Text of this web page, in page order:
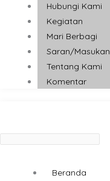
Hubungi Kami
Kegiatan
Mari Berbagi
Saran/Masukan
Tentang Kami
Komentar
Beranda